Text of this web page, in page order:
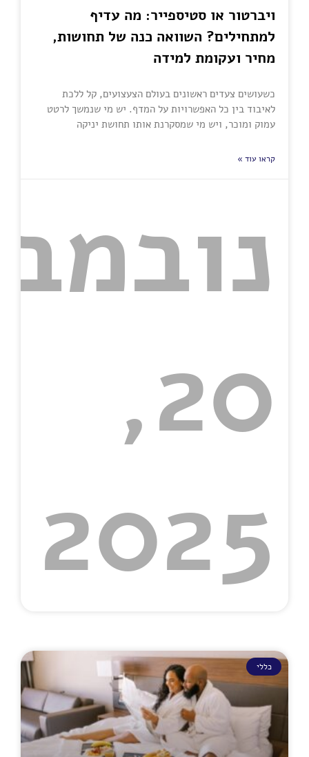
ויברטור או סטיספייר: מה עדיף
למתחילים? השוואה כנה של תחושות,
מחיר ועקומת למידה
כשעושים צעדים ראשונים בעולם הצעצועים, קל ללכת
לאיבוד בין כל האפשרויות על המדף. יש מי שנמשך לרטט
עמוק ומוכר, ויש מי שמסקרנת אותו תחושת יניקה
קראו עוד »
20,
2025
כללי